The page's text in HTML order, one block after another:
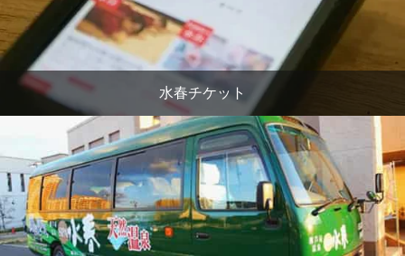
水春チケット